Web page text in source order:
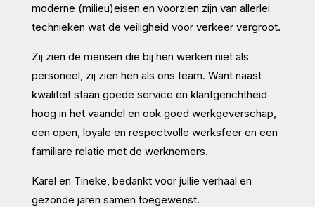
moderne (milieu)eisen en voorzien zijn van allerlei
technieken wat de veiligheid voor verkeer vergroot.
Zij zien de mensen die bij hen werken niet als
personeel, zij zien hen als ons team. Want naast
kwaliteit staan goede service en klantgerichtheid
hoog in het vaandel en ook goed werkgeverschap,
een open, loyale en respectvolle werksfeer en een
familiare relatie met de werknemers.
Karel en Tineke, bedankt voor jullie verhaal en
gezonde jaren samen toegewenst.